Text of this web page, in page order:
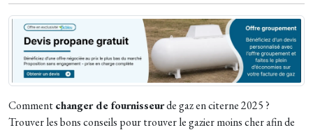
Commentchanger de fournisseurde gaz en citerne 2025 ?
Trouver les bons conseils pour trouver le gazier moins cher afin de